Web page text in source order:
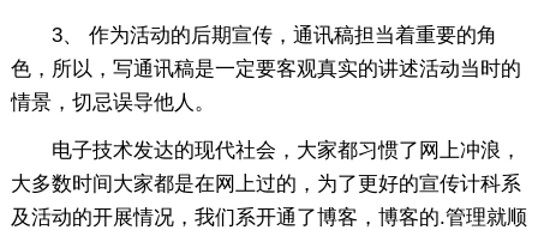
3、 作为活动的后期宣传，通讯稿担当着重要的角
色，所以，写通讯稿是一定要客观真实的讲述活动当时的
情景，切忌误导他人。
电子技术发达的现代社会，大家都习惯了网上冲浪，
大多数时间大家都是在网上过的，为了更好的宣传计科系
及活动的开展情况，我们系开通了博客，博客的.管理就顺